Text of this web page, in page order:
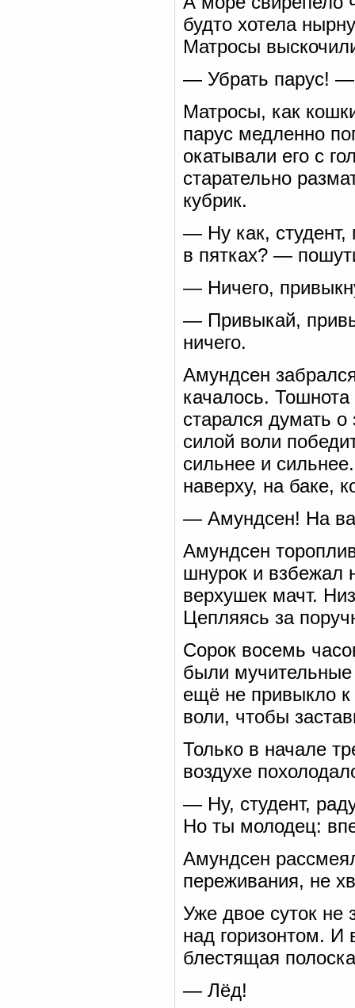
будто хотела
Матросы
— Убрать парус! —
Матросы, как
парус медленно
окатывали его с
старательно
кубрик.
— Ну как, студент,
в пятках? —
— Ничего,
— Привыкай,
ничего.
Амундсен
качалось. Тошнота
старался думать
силой воли
сильнее и
наверху, на баке,
— Амундсен! На
Амундсен
шнурок и взбежал
верхушек мачт.
Цепляясь за
Сорок восемь
были мучительные
ещё не привыкло к
воли, чтобы
Только в начале
воздухе
— Ну, студент,
Но ты молодец:
Амундсен
переживания, не
Уже двое суток не
над горизонтом. И
блестящая
— Лёд!